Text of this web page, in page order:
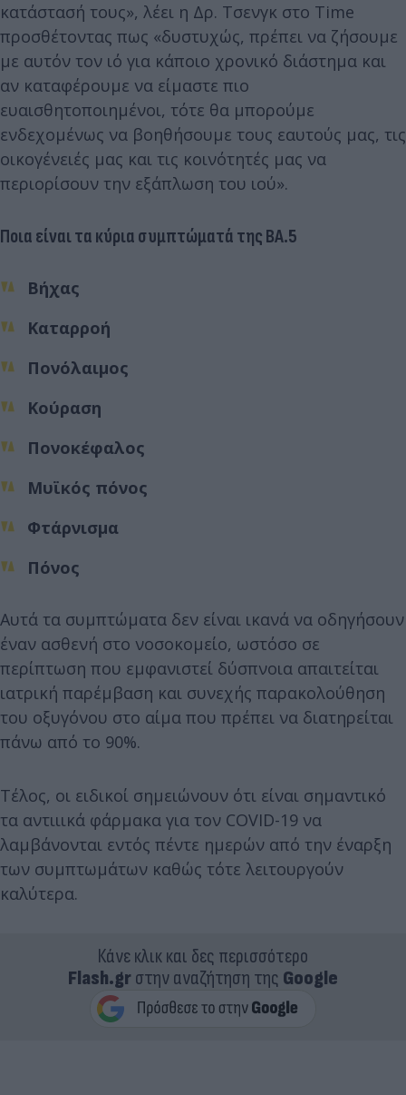
κατάστασή τους», λέει η Δρ. Τσενγκ στο Time
προσθέτοντας πως «δυστυχώς, πρέπει να ζήσουμε
με αυτόν τον ιό για κάποιο χρονικό διάστημα και
αν καταφέρουμε να είμαστε πιο
ευαισθητοποιημένοι, τότε θα μπορούμε
ενδεχομένως να βοηθήσουμε τους εαυτούς μας, τις
οικογένειές μας και τις κοινότητές μας να
περιορίσουν την εξάπλωση του ιού».
Ποια είναι τα κύρια συμπτώματά της ΒΑ.5
Βήχας
Καταρροή
Πονόλαιμος
Κούραση
Πονοκέφαλος
Μυϊκός πόνος
Φτάρνισμα
Πόνος
Αυτά τα συμπτώματα δεν είναι ικανά να οδηγήσουν
έναν ασθενή στο νοσοκομείο, ωστόσο σε
περίπτωση που εμφανιστεί δύσπνοια απαιτείται
ιατρική παρέμβαση και συνεχής παρακολούθηση
του οξυγόνου στο αίμα που πρέπει να διατηρείται
πάνω από το 90%.
Τέλος, οι ειδικοί σημειώνουν ότι είναι σημαντικό
τα αντιιικά φάρμακα για τον COVID-19 να
λαμβάνονται εντός πέντε ημερών από την έναρξη
των συμπτωμάτων καθώς τότε λειτουργούν
καλύτερα.
Κάνε κλικ και δες περισσότερο
Flash.grστην αναζήτηση της Google